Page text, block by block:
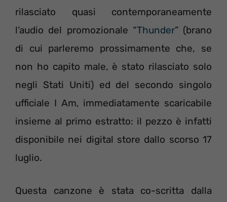
rilasciato quasi contemporaneamente
l’audio del promozionale “Thunder” (brano
di cui parleremo prossimamente che, se
non ho capito male, è stato rilasciato solo
negli Stati Uniti) ed del secondo singolo
ufficiale I Am, immediatamente scaricabile
insieme al primo estratto: il pezzo è infatti
disponibile nei digital store dallo scorso 17
luglio.
Questa canzone è stata co-scritta dalla